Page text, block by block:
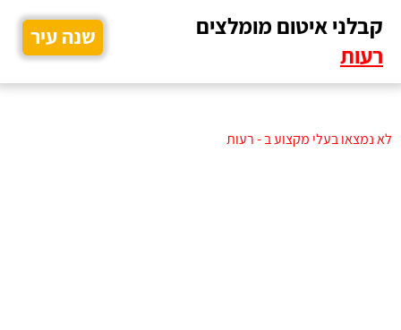
קבלני איטום מומלצים
רעות
שנה עיר
לא נמצאו בעלי מקצוע ב - רעות